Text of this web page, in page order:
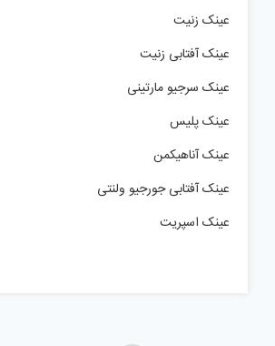
عینک زنیت
عینک آفتابی زنیت
عینک سرجیو مارتینی
عینک پلیس
عینک آناهیکمن
عینک آفتابی جورجیو ولنتی
عینک اسپریت